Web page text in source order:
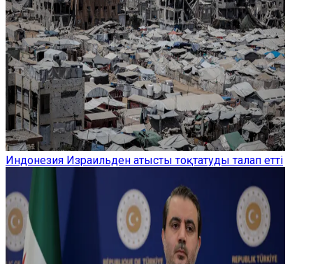
Индонезия Израильден атысты тоқтатуды талап етті